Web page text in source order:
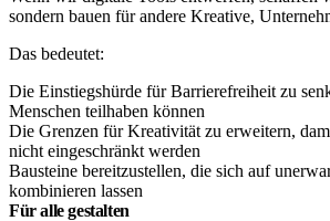
sondern bauen für andere Kreative,
Das bedeutet:
Die Einstiegshürde für Barrierefreiheit zu
Menschen teilhaben können
Die Grenzen für Kreativität zu erweitern,
nicht eingeschränkt werden
Bausteine bereitzustellen, die sich auf
kombinieren lassen
Für alle gestalten